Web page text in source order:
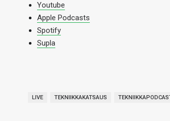
Youtube
Apple Podcasts
Spotify
Supla
LIVE TEKNIIKKAKATSAUS